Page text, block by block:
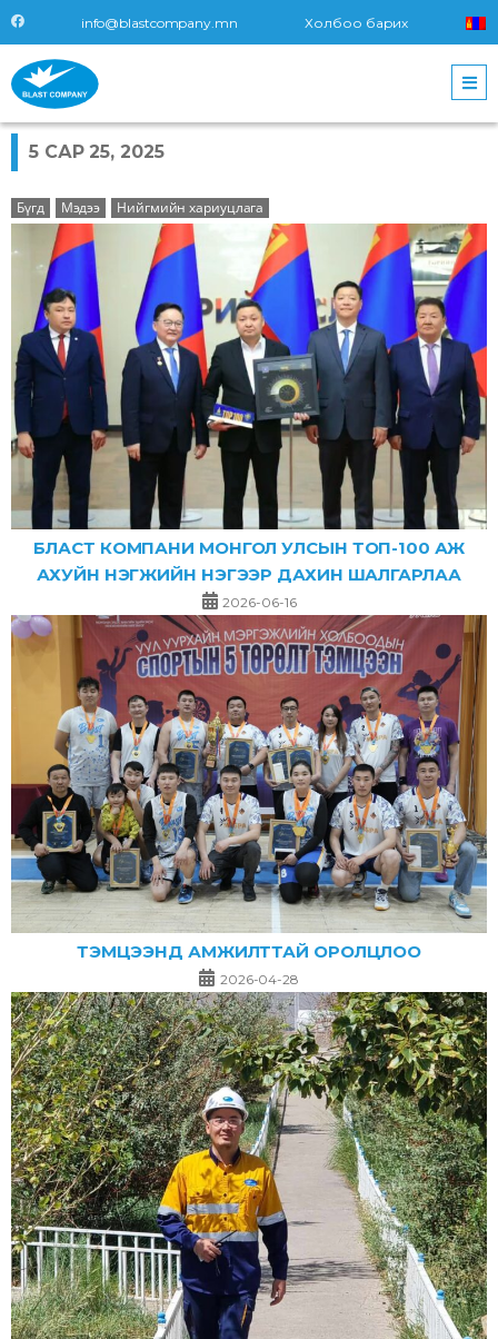
info@blastcompany.mn Холбоо барих
5 САР 25, 2025
Бүгд Мэдээ Нийгмийн хариуцлага
БЛАСТ КОМПАНИ МОНГОЛ УЛСЫН ТОП-100 АЖ
АХУЙН НЭГЖИЙН НЭГЭЭР ДАХИН ШАЛГАРЛАА
2026-06-16
ТЭМЦЭЭНД АМЖИЛТТАЙ ОРОЛЦЛОО
2026-04-28